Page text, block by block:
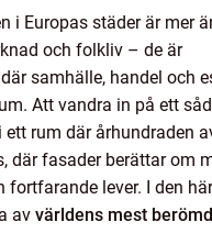
i Europas städer är mer
och folkliv – de är
samhälle, handel och
Att vandra in på ett
rum där århundraden
där fasader berättar om
fortfarande lever. I den
av världens mest